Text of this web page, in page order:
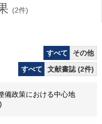
(2件)
すべて
その他
すべて
文献書誌 (2件)
備政策における中心地